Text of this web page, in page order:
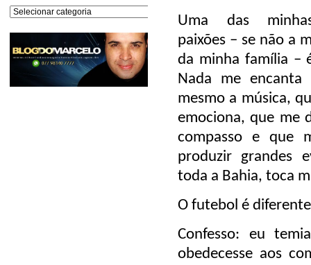
Editorias
Uma das
paixões – se não a
da minha família –
Nada me encanta
mesmo a música,
emociona, que me
compasso e que
produzir grandes
toda a Bahia, toca
O futebol é
Confesso: eu
obedecesse aos